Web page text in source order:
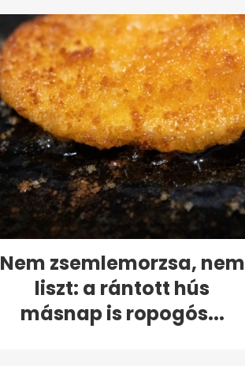
Nem zsemlemorzsa, nem
liszt: a rántott hús
másnap is ropogós...